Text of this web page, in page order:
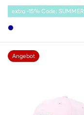
extra -15% Code: SUMMER
Angebot